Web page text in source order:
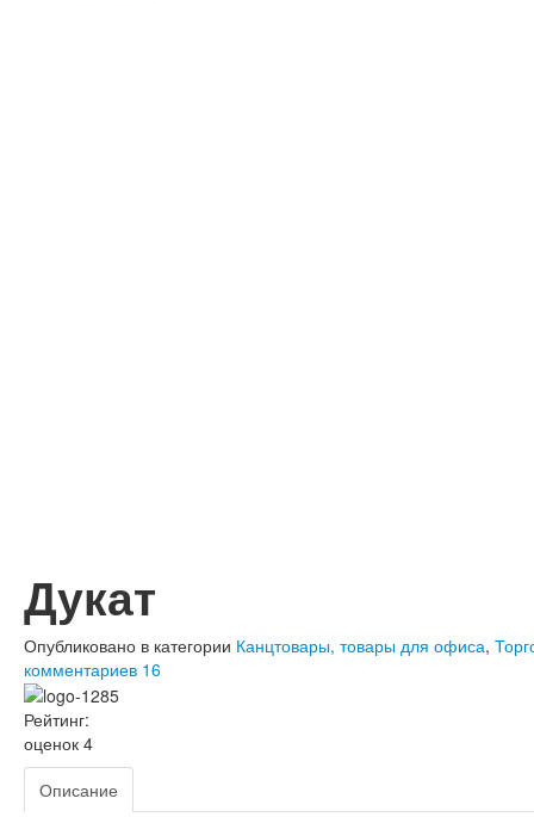
Дукат
Опубликовано в категории Канцтовары, товары для офиса,
комментариев 16
Рейтинг:
оценок 4
Описание